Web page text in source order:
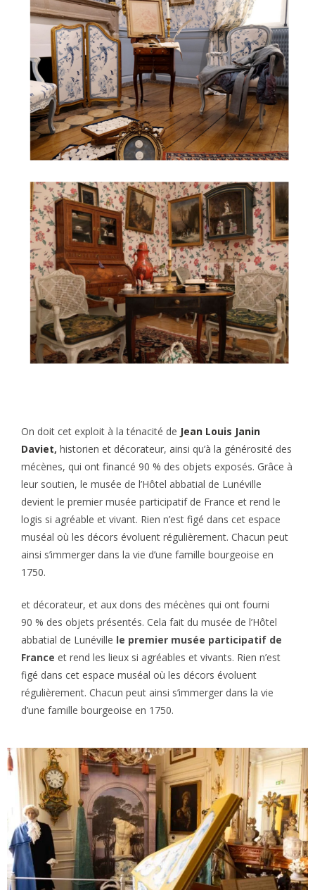
On doit cet exploit à la ténacité de Jean Louis Janin
Daviet, historien et décorateur, ainsi qu’à la générosité des
mécènes, qui ont financé 90 % des objets exposés. Grâce à
leur soutien, le musée de l’Hôtel abbatial de Lunéville
devient le premier musée participatif de France et rend le
logis si agréable et vivant. Rien n’est figé dans cet espace
muséal où les décors évoluent régulièrement. Chacun peut
ainsi s’immerger dans la vie d’une famille bourgeoise en
1750.
et décorateur, et aux dons des mécènes qui ont fourni
90 % des objets présentés. Cela fait du musée de l’Hôtel
abbatial de Lunéville le premier musée participatif de
France et rend les lieux si agréables et vivants. Rien n’est
figé dans cet espace muséal où les décors évoluent
régulièrement. Chacun peut ainsi s’immerger dans la vie
d’une famille bourgeoise en 1750.